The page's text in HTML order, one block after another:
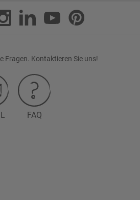
Fragen. Kontaktieren Sie uns!
FAQ